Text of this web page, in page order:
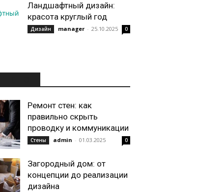
Ландшафтный дизайн:
красота круглый год
Дизайн manager - 25.10.2025 0
Ремонт стен: как
правильно скрыть
проводку и коммуникации
Стены admin - 01.03.2025 0
Загородный дом: от
концепции до реализации
дизайна